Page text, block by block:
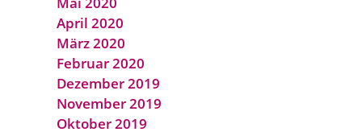
April 2020
März 2020
Februar 2020
Dezember 2019
November 2019
Oktober 2019